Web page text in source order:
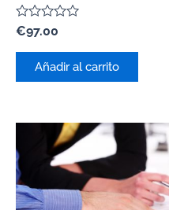
Valorado
con
0
€97.00
Añadir al carrito